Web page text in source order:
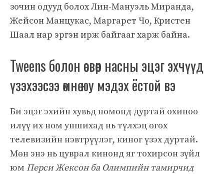
зочин одууд болох Лин-Мануэль Миранда,
Жейсон Манцукас, Маргарет Чо, Кристен
Шаал нар эргэн ирж байгааг харж байна.
Tweens болон өсвөр насны эцэг эхчүүд
үзэхээсээ өмнө юу мэдэх ёстой вэ
Би эцэг эхийн хувьд номонд дуртай охиноо
илүү их ном уншихад нь түлхэц өгөх
телевизийн нэвтрүүлэг, киног үзэх дуртай.
Мөн энэ нь цуврал кинонд яг тохирсон зүйл
юм Перси Жексон ба Олимпийн тамирчид